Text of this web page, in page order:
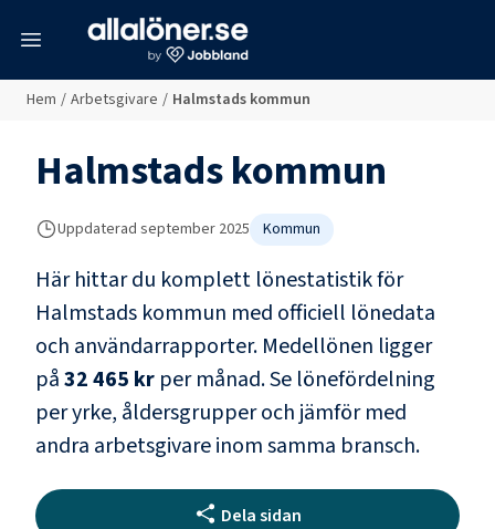
Hem / Arbetsgivare / Halmstads kommun
Halmstads kommun
Uppdaterad september 2025 Kommun
Här hittar du komplett lönestatistik för
Halmstads kommun med officiell lönedata
och användarrapporter. Medellönen ligger
på32 465 kr per månad.Se lönefördelning
per yrke, åldersgrupper och jämför med
andra arbetsgivare inom samma bransch.
Dela sidan